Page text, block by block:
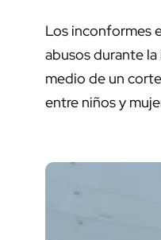
Los inconformes
abusos durante la
medio de un
entre niños y